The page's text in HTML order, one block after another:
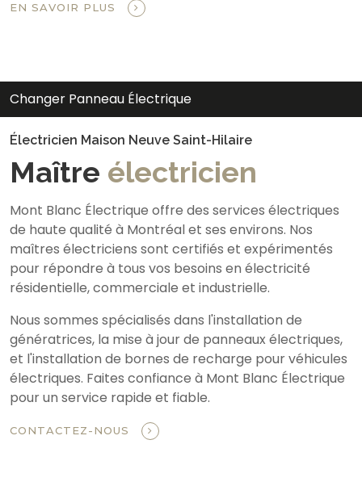
EN SAVOIR PLUS
Changer Panneau Électrique
Électricien Maison Neuve Saint-Hilaire
Maître électricien
Mont Blanc Électrique offre des services électriques
de haute qualité à Montréal et ses environs. Nos
maîtres électriciens sont certifiés et expérimentés
pour répondre à tous vos besoins en électricité
résidentielle, commerciale et industrielle.
Nous sommes spécialisés dans l'installation de
génératrices, la mise à jour de panneaux électriques,
et l'installation de bornes de recharge pour véhicules
électriques. Faites confiance à Mont Blanc Électrique
pour un service rapide et fiable.
CONTACTEZ-NOUS